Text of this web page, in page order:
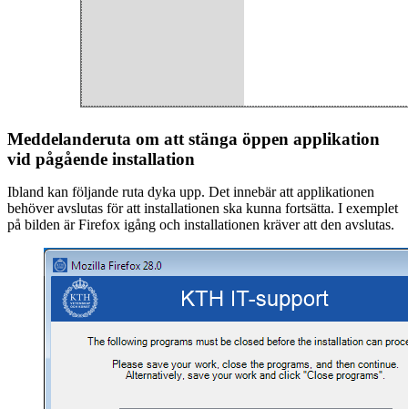
Meddelanderuta om att stänga öppen applikation
vid pågående installation
Ibland kan följande ruta dyka upp. Det innebär att applikationen
behöver avslutas för att installationen ska kunna fortsätta. I exemplet
på bilden är Firefox igång och installationen kräver att den avslutas.